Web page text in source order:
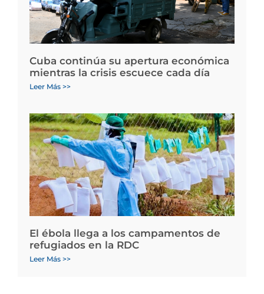
Cuba continúa su apertura económica
mientras la crisis escuece cada día
Leer Más >>
El ébola llega a los campamentos de
refugiados en la RDC
Leer Más >>